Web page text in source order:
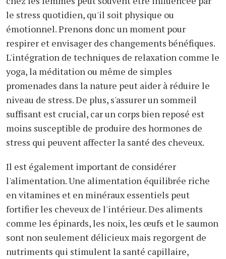
le stress quotidien, qu'il soit physique ou
émotionnel. Prenons donc un moment pour
respirer et envisager des changements bénéfiques.
L'intégration de techniques de relaxation comme le
yoga, la méditation ou même de simples
promenades dans la nature peut aider à réduire le
niveau de stress. De plus, s'assurer un sommeil
suffisant est crucial, car un corps bien reposé est
moins susceptible de produire des hormones de
stress qui peuvent affecter la santé des cheveux.
Il est également important de considérer
l'alimentation. Une alimentation équilibrée riche
en vitamines et en minéraux essentiels peut
fortifier les cheveux de l'intérieur. Des aliments
comme les épinards, les noix, les œufs et le saumon
sont non seulement délicieux mais regorgent de
nutriments qui stimulent la santé capillaire,